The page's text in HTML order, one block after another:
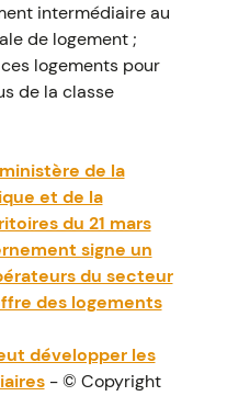
intermédiaire au
de logement ;
logements pour
de la classe
de la
et de la
du 21 mars
signe un
du secteur
des logements
développer les
- © Copyright